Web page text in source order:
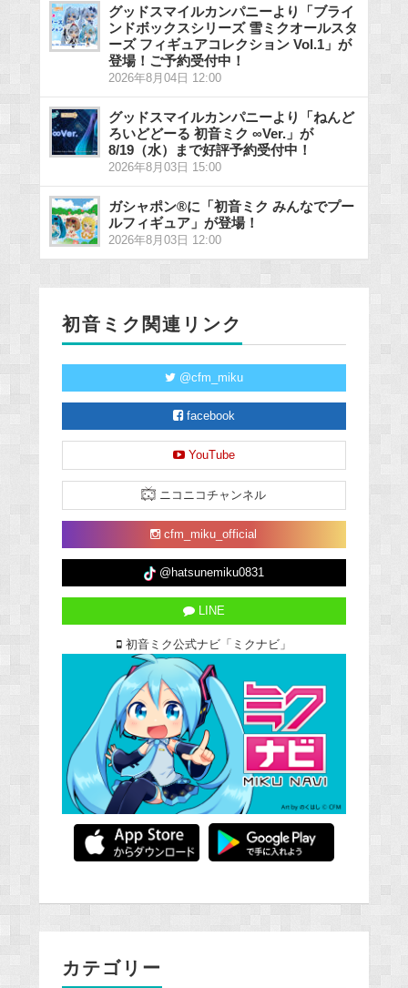
グッドスマイルカンパニーより「ブライ
ンドボックスシリーズ 雪ミクオールスタ
ーズ フィギュアコレクション Vol.1」が
登場！ご予約受付中！
2026年8月04日 12:00
グッドスマイルカンパニーより「ねんど
ろいどどーる 初音ミク ∞Ver.」が
8/19（水）まで好評予約受付中！
2026年8月03日 15:00
ガシャポン®に「初音ミク みんなでプー
ルフィギュア」が登場！
2026年8月03日 12:00
初音ミク関連リンク
@cfm_miku
facebook
YouTube
ニコニコチャンネル
cfm_miku_official
@hatsunemiku0831
LINE
初音ミク公式ナビ「ミクナビ」
カテゴリー